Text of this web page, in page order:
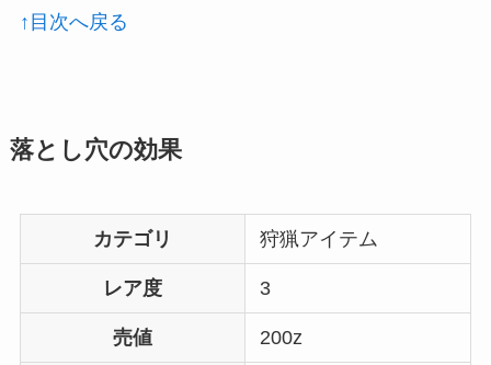
↑目次へ戻る
落とし穴の効果
カテゴリ 狩猟アイテム
レア度 3
売値 200z